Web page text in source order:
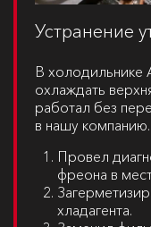
Устранение
В холодильнике
охлаждать
работал без
в нашу
Провел
фреона в
хладагента.